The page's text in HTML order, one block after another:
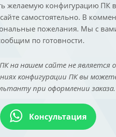
желаемую конфигурацию ПК
самостоятельно. В
пожелания. Мы с
по готовности.
на нашем сайте не является
конфигурации ПК вы
при оформлении заказа.
Консультация